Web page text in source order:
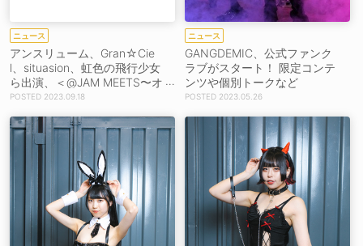
ニュース
アンスリューム、Gran☆Cie
l、situasion、虹色の飛行少女
ら出演、＜@JAM MEETS〜オ
ールナイトライブ〜 vol.10＞
2023.09.18
ニュース
GANGDEMIC、公式ファンク
ラブがスタート！ 限定コンテ
ンツや個別トークなど
2023.05.26